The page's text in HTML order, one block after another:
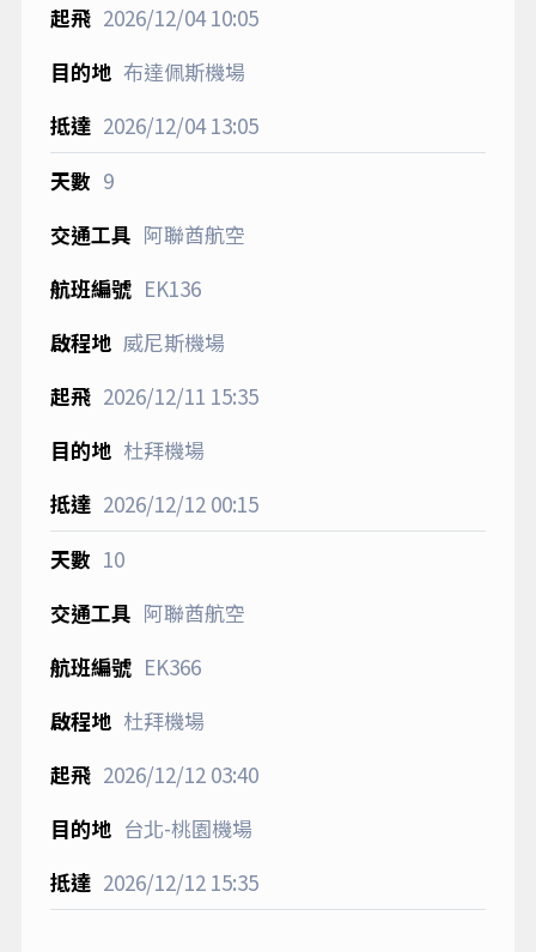
2026/12/0410:05
布達佩斯機場
2026/12/0413:05
9
阿聯酋航空
EK136
威尼斯機場
2026/12/11 15:35
杜拜機場
2026/12/1200:15
10
阿聯酋航空
EK366
杜拜機場
2026/12/1203:40
台北-桃園機場
2026/12/1215:35